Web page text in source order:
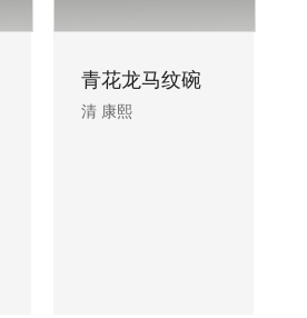
青花龙马纹碗
清 康熙